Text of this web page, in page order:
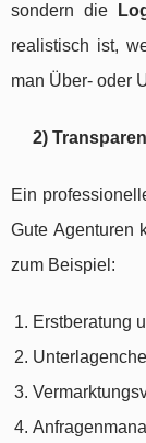
sondern die
realistisch ist,
man Über- oder
2)
Ein
Gute Agenturen
zum Beispiel:
Erstberatung